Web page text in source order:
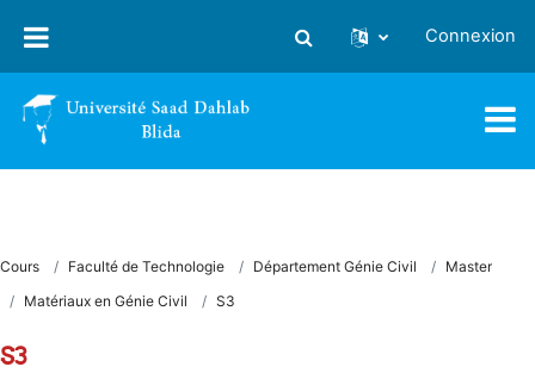
Activer/désactiver la saisie
Connexion
Cours Faculté de Technologie Département Génie Civil
Master
Matériaux en Génie Civil
S3
S3